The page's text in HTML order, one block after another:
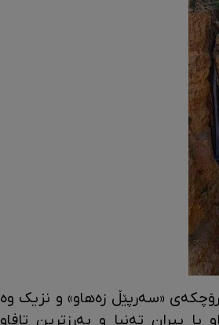
شارۆچکەی «سەرپێڵ زەهاو» و نزیک وە
یا پیران تەنیا و بەرزترین تافاو